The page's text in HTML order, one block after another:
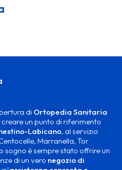
€ 4,00
di Ortopedia Sanitaria
un punto di riferimento
Labicano, al servizio
Marranella, Tor
sogno è sempre stato offrire un
di un vero negozio di